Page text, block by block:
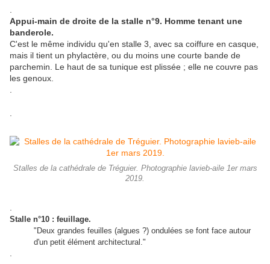
Appui-main de droite de la stalle n°9. Homme tenant une
banderole.
C'est le même individu qu'en stalle 3, avec sa coiffure en casque,
mais il tient un phylactère, ou du moins une courte bande de
parchemin. Le haut de sa tunique est plissée ; elle ne couvre pas
les genoux.
Stalles de la cathédrale de Tréguier. Photographie lavieb-aile 1er mars
2019.
Stalle n°10 : feuillage.
"Deux grandes feuilles (algues ?) ondulées se font face autour
d'un petit élément architectural."